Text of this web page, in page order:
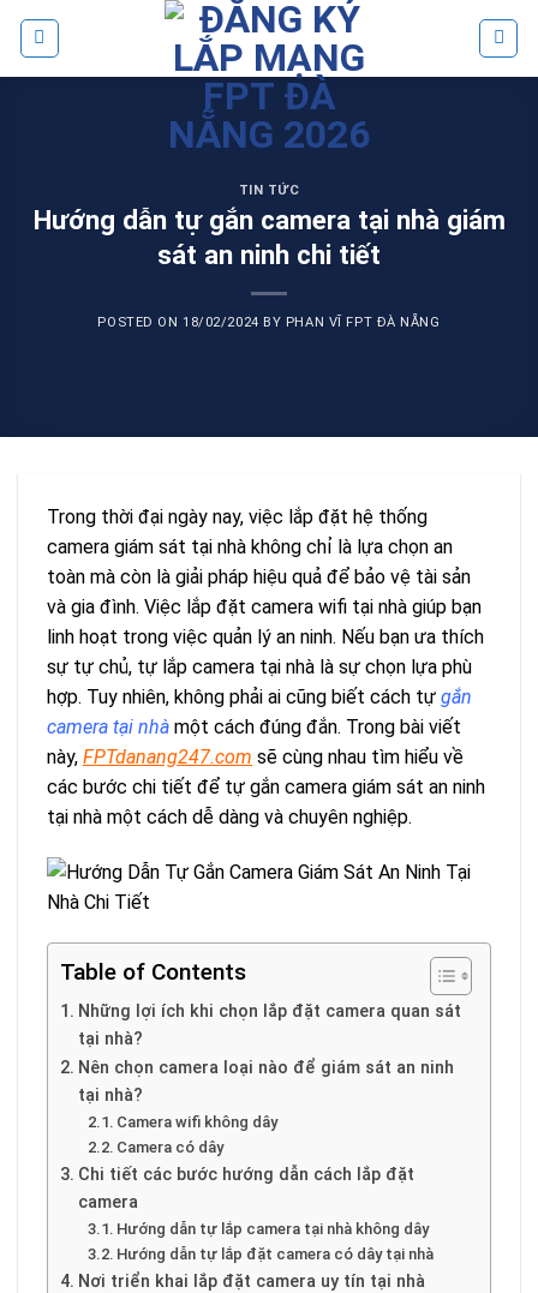
Skip
content
TIN TỨC
Hướng dẫn tự gắn camera tại nhà giám
sát an ninh chi tiết
POSTED ON18/02/2024 BY PHAN VĨ FPT ĐÀ NẴNG
Trong thời đại ngày nay, việc lắp đặt hệ thống
camera giám sát tại nhà không chỉ là lựa chọn an
toàn mà còn là giải pháp hiệu quả để bảo vệ tài sản
và gia đình. Việc lắp đặt camera wifi tại nhà giúp bạn
linh hoạt trong việc quản lý an ninh. Nếu bạn ưa thích
sự tự chủ, tự lắp camera tại nhà là sự chọn lựa phù
hợp. Tuy nhiên, không phải ai cũng biết cách tự gắn
camera tại nhà một cách đúng đắn. Trong bài viết
này, FPTdanang247.com sẽ cùng nhau tìm hiểu về
các bước chi tiết để tự gắn camera giám sát an ninh
tại nhà một cách dễ dàng và chuyên nghiệp.
Table of Contents
Những lợi ích khi chọn lắp đặt camera quan sát
tại nhà?
Nên chọn camera loại nào để giám sát an ninh
tại nhà?
Camera wifi không dây
Camera có dây
Chi tiết các bước hướng dẫn cách lắp đặt
camera
Hướng dẫn tự lắp camera tại nhà không dây
Hướng dẫn tự lắp đặt camera có dây tại nhà
Nơi triển khai lắp đặt camera uy tín tại nhà